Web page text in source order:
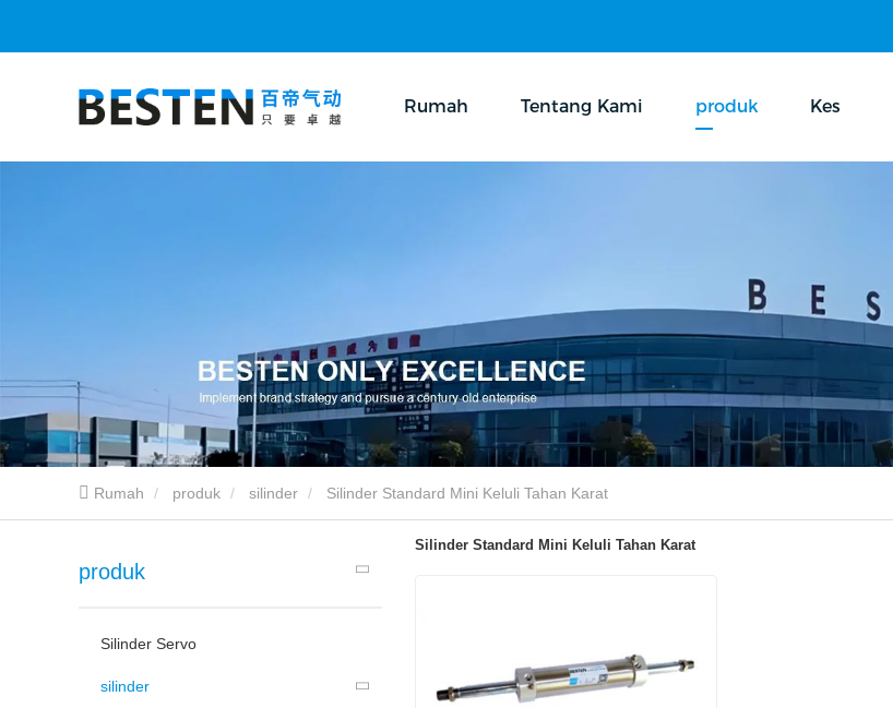
Rumah Tentang Kami produk Kes
Rumah produk silinder Silinder Standard Mini Keluli Tahan Karat
produk
Silinder Servo
silinder
Silinder Standard Mini Keluli Tahan Karat